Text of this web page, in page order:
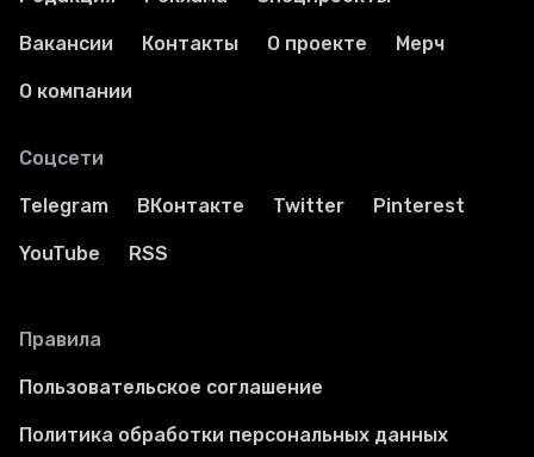
Вакансии Контакты О проекте Мерч
О компании
Соцсети
Telegram ВКонтакте Twitter Pinterest
YouTube RSS
Правила
Пользовательское соглашение
Политика обработки персональных данных